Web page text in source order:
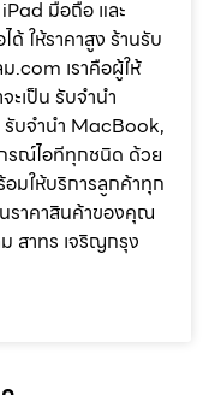
มือถือ และ
ด้ ให้ราคาสูง ร้านรับ
.com เราคือผู้ให้
ะเป็น รับจำนำ
บจำนำ MacBook,
รณ์ไอทีทุกชนิด ด้วย
มให้บริการลูกค้าทุก
นราคาสินค้าของคุณ
สาทร เจริญกรุง